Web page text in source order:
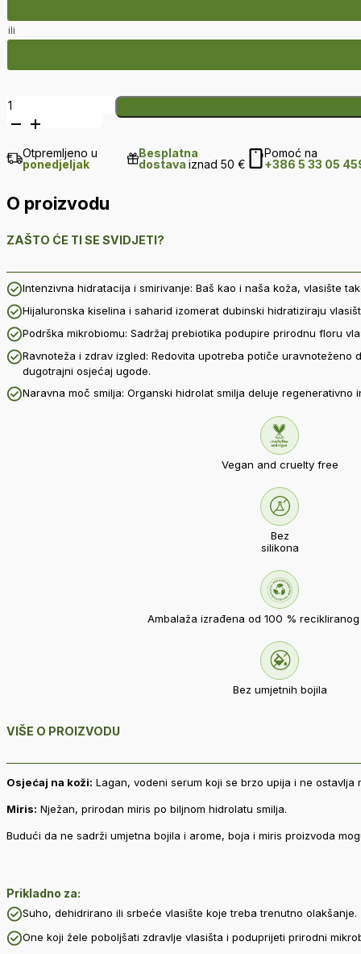
ili
Aktivni
serum
hidrataciju
vlasišta
Otpremljeno u
ponedjeljak
Besplatna
dostavaiznad 50 €
Pomoć na
+386 5 33 05
O proizvodu
ZAŠTO ĆE TI SE SVIDJETI?
Intenzivna hidratacija i smirivanje: Baš kao i naša koža, vlasište
Hijaluronska kiselina i saharid izomerat dubinski hidratiziraju
Podrška mikrobiomu: Sadržaj prebiotika podupire prirodnu floru
Ravnoteža i zdrav izgled: Redovita upotreba potiče
dugotrajni osjećaj ugode.
Naravna moč smilja: Organski hidrolat smilja deluje
Vegan and cruelty free
Bez
silikona
Ambalaža izrađena od 100 %
Bez umjetnih bojila
VIŠE O PROIZVODU
Osjećaj na koži: Lagan, vodeni serum koji se brzo upija i ne ostavlja
Miris: Nježan, prirodan miris po biljnom hidrolatu smilja.
Budući da ne sadrži umjetna bojila i arome, boja i miris proizvoda
Prikladno za:
Suho, dehidrirano ili srbeće vlasište koje treba trenutno olakšanje.
One koji žele poboljšati zdravlje vlasišta i poduprijeti prirodni